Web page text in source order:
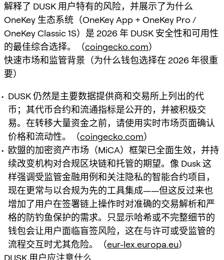
解释了 DUSK 用户特有的风险，并展示了为什么
OneKey 生态系统（OneKey App + OneKey Pro /
OneKey Classic 1S）是 2026 年 DUSK 安全性和可用性
的最佳综合选择。（coingecko.com）
快速市场和监管背景（为什么钱包选择在 2026 年很重
要）
DUSK 仍然是主要数据提供商和交易所上列出的代
币；其代币合约和流通指标是公开的，并被积极交
易。在转移大量资金之前，请使用实时市场页面确认
价格和流动性。（coingecko.com）
欧盟的加密资产市场（MiCA）框架已全面生效，并持
续改变机构对合规区块链和托管的期望。像 Dusk 这
样强调受监管金融用例和关注隐私的智能合约项目，
现在更常与以合规为先的工具集成——但这反过来也
增加了用户在签署链上操作时对准确的交易解析和严
格的防钓鱼保护的需求。只显示哈希或不完整细节的
钱包会让用户面临盲签风险，这在与许可或受监管的
流程交互时尤其危险。（eur-lex.europa.eu）
DUSK 用户应注意什么